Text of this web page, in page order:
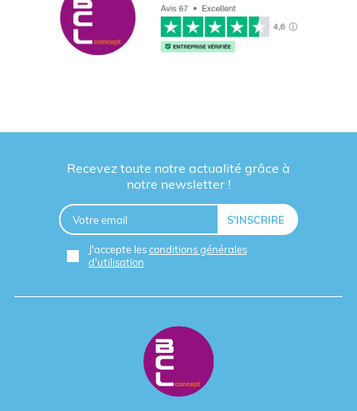
Recevez toute notre actualité grâce à
notre newsletter !
J'accepte lesconditions générales
d'utilisation